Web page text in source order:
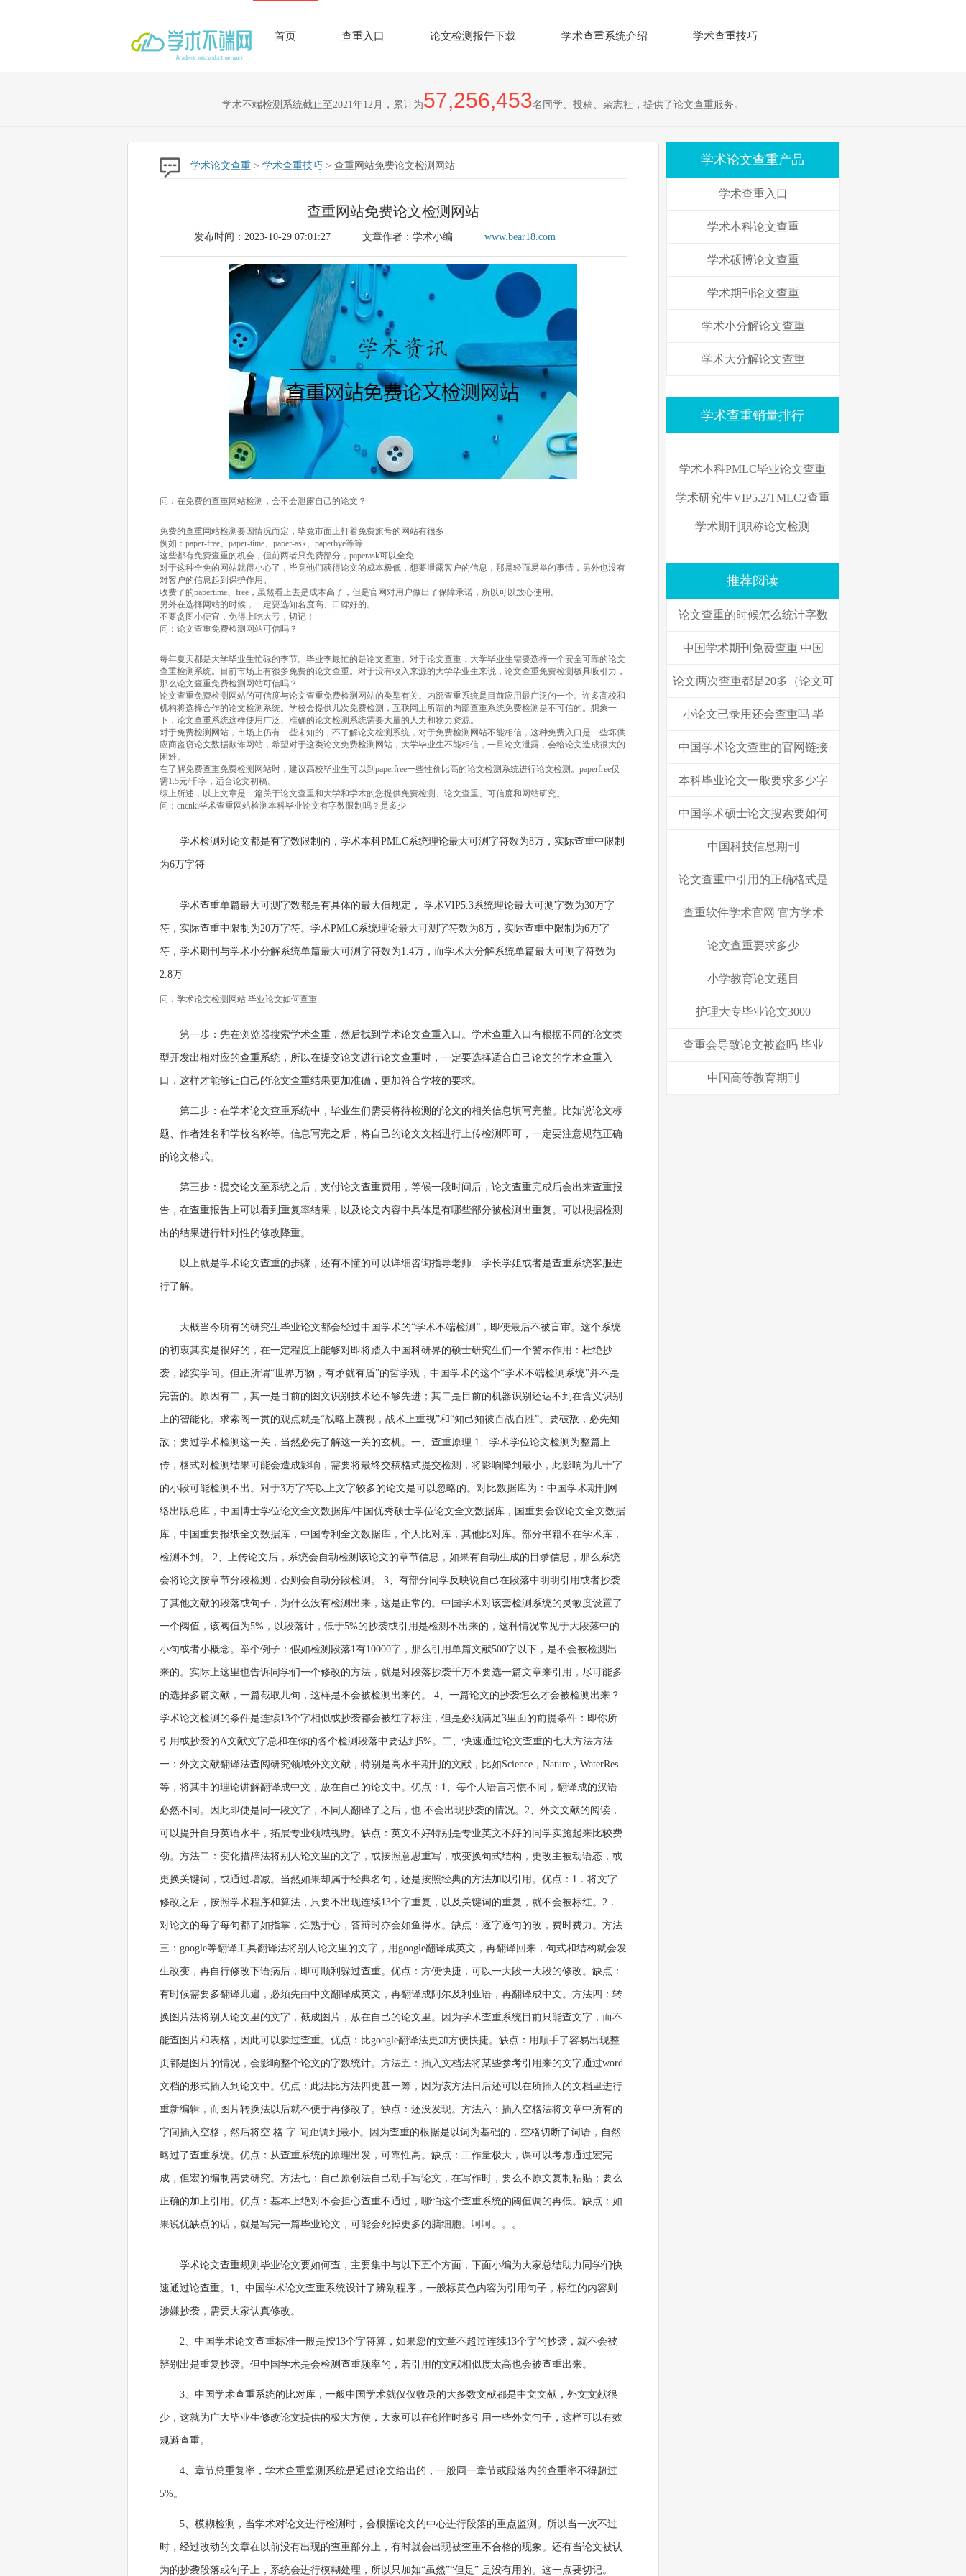
首页 查重入口 论文检测报告下载 学术查重系统介绍 学术查重技巧
学术不端检测系统截止至2021年12月，累计为57,256,453名同学、投稿、杂志社，提供了论文查重服务。
学术论文查重 > 学术查重技巧 > 查重网站免费论文检测网站
查重网站免费论文检测网站
发布时间：2023-10-29 07:01:27 文章作者：学术小编 www.bear18.com
问：在免费的查重网站检测，会不会泄露自己的论文？
免费的查重网站检测要因情况而定，毕竟市面上打着免费旗号的网站有很多
例如：paper-free、paper-time、paper-ask、paperbye等等
这些都有免费查重的机会，但前两者只免费部分，paperask可以全免
对于这种全免的网站就得小心了，毕竟他们获得论文的成本极低，想要泄露客户的信息，那是轻而易举的事情，另外也没有
对客户的信息起到保护作用。
收费了的papertime、free，虽然看上去是成本高了，但是官网对用户做出了保障承诺，所以可以放心使用。
另外在选择网站的时候，一定要选知名度高、口碑好的。
不要贪图小便宜，免得上吃大亏，切记！
问：论文查重免费检测网站可信吗？
每年夏天都是大学毕业生忙碌的季节。毕业季最忙的是论文查重。对于论文查重，大学毕业生需要选择一个安全可靠的论文
查重检测系统。目前市场上有很多免费的论文查重。对于没有收入来源的大学毕业生来说，论文查重免费检测极具吸引力，
那么论文查重免费检测网站可信吗？
论文查重免费检测网站的可信度与论文查重免费检测网站的类型有关。内部查重系统是目前应用最广泛的一个。许多高校和
机构将选择合作的论文检测系统。学校会提供几次免费检测，互联网上所谓的内部查重系统免费检测是不可信的。想象一
下，论文查重系统这样使用广泛、准确的论文检测系统需要大量的人力和物力资源。
对于免费检测网站，市场上仍有一些未知的，不了解论文检测系统，对于免费检测网站不能相信，这种免费入口是一些坏供
应商盗窃论文数据欺诈网站，希望对于这类论文免费检测网站，大学毕业生不能相信，一旦论文泄露，会给论文造成很大的
困难。
在了解免费查重免费检测网站时，建议高校毕业生可以到paperfree一些性价比高的论文检测系统进行论文检测。paperfree仅
需1.5元/千字，适合论文初稿。
综上所述，以上文章是一篇关于论文查重和大学和学术的您提供免费检测、论文查重、可信度和网站研究。
问：cncnki学术查重网站检测本科毕业论文有字数限制吗？是多少
学术检测对论文都是有字数限制的，学术本科PMLC系统理论最大可测字符数为8万，实际查重中限制
为6万字符
学术查重单篇最大可测字数都是有具体的最大值规定， 学术VIP5.3系统理论最大可测字数为30万字
符，实际查重中限制为20万字符。学术PMLC系统理论最大可测字符数为8万，实际查重中限制为6万字
符，学术期刊与学术小分解系统单篇最大可测字符数为1.4万，而学术大分解系统单篇最大可测字符数为
2.8万
问：学术论文检测网站 毕业论文如何查重
第一步：先在浏览器搜索学术查重，然后找到学术论文查重入口。学术查重入口有根据不同的论文类
型开发出相对应的查重系统，所以在提交论文进行论文查重时，一定要选择适合自己论文的学术查重入
口，这样才能够让自己的论文查重结果更加准确，更加符合学校的要求。
第二步：在学术论文查重系统中，毕业生们需要将待检测的论文的相关信息填写完整。比如说论文标
题、作者姓名和学校名称等。信息写完之后，将自己的论文文档进行上传检测即可，一定要注意规范正确
的论文格式。
第三步：提交论文至系统之后，支付论文查重费用，等候一段时间后，论文查重完成后会出来查重报
告，在查重报告上可以看到重复率结果，以及论文内容中具体是有哪些部分被检测出重复。可以根据检测
出的结果进行针对性的修改降重。
以上就是学术论文查重的步骤，还有不懂的可以详细咨询指导老师、学长学姐或者是查重系统客服进
行了解。
大概当今所有的研究生毕业论文都会经过中国学术的“学术不端检测”，即便最后不被盲审。这个系统
的初衷其实是很好的，在一定程度上能够对即将踏入中国科研界的硕士研究生们一个警示作用：杜绝抄
袭，踏实学问。但正所谓“世界万物，有矛就有盾”的哲学观，中国学术的这个“学术不端检测系统”并不是
完善的。原因有二，其一是目前的图文识别技术还不够先进；其二是目前的机器识别还达不到在含义识别
上的智能化。求索阁一贯的观点就是“战略上蔑视，战术上重视”和“知己知彼百战百胜”。要破敌，必先知
敌；要过学术检测这一关，当然必先了解这一关的玄机。一、查重原理 1、学术学位论文检测为整篇上
传，格式对检测结果可能会造成影响，需要将最终交稿格式提交检测，将影响降到最小，此影响为几十字
的小段可能检测不出。对于3万字符以上文字较多的论文是可以忽略的。对比数据库为：中国学术期刊网
络出版总库，中国博士学位论文全文数据库/中国优秀硕士学位论文全文数据库，国重要会议论文全文数据
库，中国重要报纸全文数据库，中国专利全文数据库，个人比对库，其他比对库。部分书籍不在学术库，
检测不到。 2、上传论文后，系统会自动检测该论文的章节信息，如果有自动生成的目录信息，那么系统
会将论文按章节分段检测，否则会自动分段检测。 3、有部分同学反映说自己在段落中明明引用或者抄袭
了其他文献的段落或句子，为什么没有检测出来，这是正常的。中国学术对该套检测系统的灵敏度设置了
一个阀值，该阀值为5%，以段落计，低于5%的抄袭或引用是检测不出来的，这种情况常见于大段落中的
小句或者小概念。举个例子：假如检测段落1有10000字，那么引用单篇文献500字以下，是不会被检测出
来的。实际上这里也告诉同学们一个修改的方法，就是对段落抄袭千万不要选一篇文章来引用，尽可能多
的选择多篇文献，一篇截取几句，这样是不会被检测出来的。 4、一篇论文的抄袭怎么才会被检测出来？
学术论文检测的条件是连续13个字相似或抄袭都会被红字标注，但是必须满足3里面的前提条件：即你所
引用或抄袭的A文献文字总和在你的各个检测段落中要达到5%。二、快速通过论文查重的七大方法方法
一：外文文献翻译法查阅研究领域外文文献，特别是高水平期刊的文献，比如Science，Nature，WaterRes
等，将其中的理论讲解翻译成中文，放在自己的论文中。优点：1、每个人语言习惯不同，翻译成的汉语
必然不同。因此即使是同一段文字，不同人翻译了之后，也 不会出现抄袭的情况。2、外文文献的阅读，
可以提升自身英语水平，拓展专业领域视野。缺点：英文不好特别是专业英文不好的同学实施起来比较费
劲。方法二：变化措辞法将别人论文里的文字，或按照意思重写，或变换句式结构，更改主被动语态，或
更换关键词，或通过增减。当然如果却属于经典名句，还是按照经典的方法加以引用。优点：1．将文字
修改之后，按照学术程序和算法，只要不出现连续13个字重复，以及关键词的重复，就不会被标红。2．
对论文的每字每句都了如指掌，烂熟于心，答辩时亦会如鱼得水。缺点：逐字逐句的改，费时费力。方法
三：google等翻译工具翻译法将别人论文里的文字，用google翻译成英文，再翻译回来，句式和结构就会发
生改变，再自行修改下语病后，即可顺利躲过查重。优点：方便快捷，可以一大段一大段的修改。缺点：
有时候需要多翻译几遍，必须先由中文翻译成英文，再翻译成阿尔及利亚语，再翻译成中文。方法四：转
换图片法将别人论文里的文字，截成图片，放在自己的论文里。因为学术查重系统目前只能查文字，而不
能查图片和表格，因此可以躲过查重。优点：比google翻译法更加方便快捷。缺点：用顺手了容易出现整
页都是图片的情况，会影响整个论文的字数统计。方法五：插入文档法将某些参考引用来的文字通过word
文档的形式插入到论文中。优点：此法比方法四更甚一筹，因为该方法日后还可以在所插入的文档里进行
重新编辑，而图片转换法以后就不便于再修改了。缺点：还没发现。方法六：插入空格法将文章中所有的
字间插入空格，然后将空 格 字 间距调到最小。因为查重的根据是以词为基础的，空格切断了词语，自然
略过了查重系统。优点：从查重系统的原理出发，可靠性高。缺点：工作量极大，课可以考虑通过宏完
成，但宏的编制需要研究。方法七：自己原创法自己动手写论文，在写作时，要么不原文复制粘贴；要么
正确的加上引用。优点：基本上绝对不会担心查重不通过，哪怕这个查重系统的阈值调的再低。缺点：如
果说优缺点的话，就是写完一篇毕业论文，可能会死掉更多的脑细胞。呵呵。。。
学术论文查重规则毕业论文要如何查，主要集中与以下五个方面，下面小编为大家总结助力同学们快
速通过论查重。1、中国学术论文查重系统设计了辨别程序，一般标黄色内容为引用句子，标红的内容则
涉嫌抄袭，需要大家认真修改。
2、中国学术论文查重标准一般是按13个字符算，如果您的文章不超过连续13个字的抄袭，就不会被
辨别出是重复抄袭。但中国学术是会检测查重频率的，若引用的文献相似度太高也会被查重出来。
3、中国学术查重系统的比对库，一般中国学术就仅仅收录的大多数文献都是中文文献，外文文献很
少，这就为广大毕业生修改论文提供的极大方便，大家可以在创作时多引用一些外文句子，这样可以有效
规避查重。
4、章节总重复率，学术查重监测系统是通过论文给出的，一般同一章节或段落内的查重率不得超过
5%。
5、模糊检测，当学术对论文进行检测时，会根据论文的中心进行段落的重点监测。所以当一次不过
时，经过改动的文章在以前没有出现的查重部分上，有时就会出现被查重不合格的现象。还有当论文被认
为的抄袭段落或句子上，系统会进行模糊处理，所以只加如“虽然”“但是” 是没有用的。这一点要切记。
学术论文查重产品
学术查重入口
学术本科论文查重
学术硕博论文查重
学术期刊论文查重
学术小分解论文查重
学术大分解论文查重
学术查重销量排行
学术本科PMLC毕业论文查重
学术研究生VIP5.2/TMLC2查重
学术期刊职称论文检测
推荐阅读
论文查重的时候怎么统计字数
中国学术期刊免费查重 中国
论文两次查重都是20多（论文可
小论文已录用还会查重吗 毕
中国学术论文查重的官网链接
本科毕业论文一般要求多少字
中国学术硕士论文搜索要如何
中国科技信息期刊
论文查重中引用的正确格式是
查重软件学术官网 官方学术
论文查重要求多少
小学教育论文题目
护理大专毕业论文3000
查重会导致论文被盗吗 毕业
中国高等教育期刊